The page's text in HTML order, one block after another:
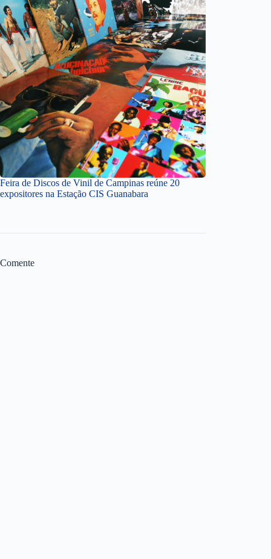
Feira de Discos de Vinil de Campinas reúne 20
expositores na Estação CIS Guanabara
Comente